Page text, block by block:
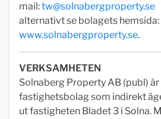
mail:tw@solnabergproperty.se
alternativt se bolagets hemsida:
www.solnabergproperty.se.
VERKSAMHETEN
Solnaberg Property AB (publ)
fastighetsbolag som indirekt
ut fastigheten Bladet 3 i Solna.